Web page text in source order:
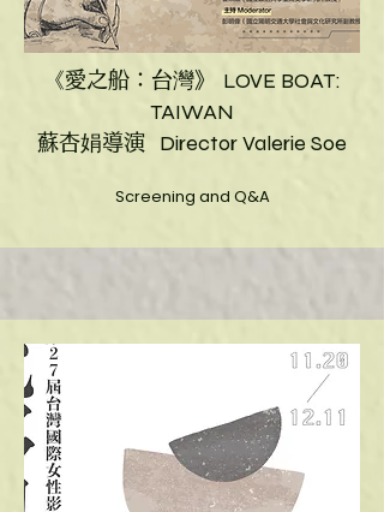
《愛之船：台灣》 LOVE BOAT:
TAIWAN
蘇杏娟導演 Director Valerie Soe
Screening and Q&A